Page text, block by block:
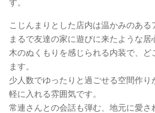
す。
こじんまりとした店内は温かみのある
まるで友達の家に遊びに来たような居
木のぬくもりを感じられる内装で、
ます。
少人数でゆったりと過ごせる空間作
軽に入れる雰囲気です。
常連さんとの会話も弾む、地元に愛さ